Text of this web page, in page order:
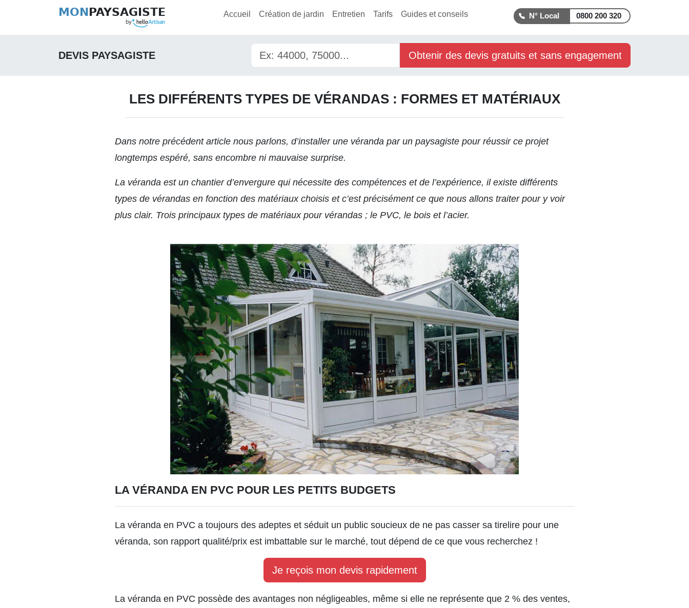
MONPAYSAGISTE Accueil Création de jardin Entretien Tarifs Guides et conseils 0800 200 320
DEVIS PAYSAGISTE Obtenir des devis gratuits et sans engagement
LES DIFFÉRENTS TYPES DE VÉRANDAS : FORMES ET MATÉRIAUX
Dans notre précédent article nous parlons, d’installer une véranda par un paysagiste pour réussir ce projet
longtemps espéré, sans encombre ni mauvaise surprise.
La véranda est un chantier d’envergure qui nécessite des compétences et de l’expérience, il existe différents
types de vérandas en fonction des matériaux choisis et c’est précisément ce que nous allons traiter pour y voir
plus clair. Trois principaux types de matériaux pour vérandas ; le PVC, le bois et l’acier.
LA VÉRANDA EN PVC POUR LES PETITS BUDGETS
La véranda en PVC a toujours des adeptes et séduit un public soucieux de ne pas casser sa tirelire pour une
véranda, son rapport qualité/prix est imbattable sur le marché, tout dépend de ce que vous recherchez !
Je reçois mon devis rapidement
La véranda en PVC possède des avantages non négligeables, même si elle ne représente que 2 % des ventes,